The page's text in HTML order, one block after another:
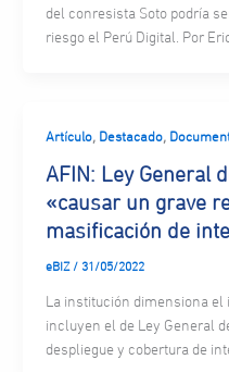
del conresista Soto podría
riesgo el Perú Digital. Por
Artículo, Destacado,
AFIN: Ley General
«causar un grave
masificación de
eBIZ / 31/05/2022
La institución dimensiona
incluyen el de Ley General
despliegue y cobertura de